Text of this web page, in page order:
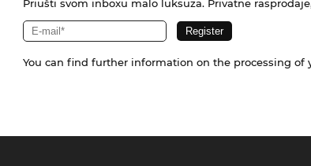
Priušti svom inboxu malo luksuza. Privatne
You can find further information on the processing of